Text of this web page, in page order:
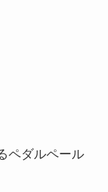
ペダルペール